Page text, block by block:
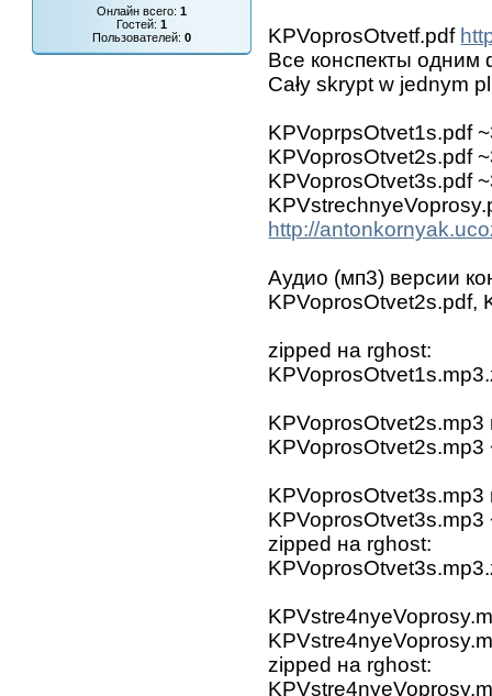
Онлайн всего:1
Гостей:1
Пользователей:0 KPVoprosOtvetf.pdf
Все конспекты
Cały skrypt w jednym
KPVoprpsOtvet1s.pdf
KPVoprosOtvet2s.pdf
KPVoprosOtvet3s.pdf
http://
Аудио (мп3) версии
KPVoprosOtvet2s.pdf,
zipped на rghost:
KPVoprosOtvet2s.mp3
KPVoprosOtvet3s.mp3
zipped на rghost:
zipped на rghost: